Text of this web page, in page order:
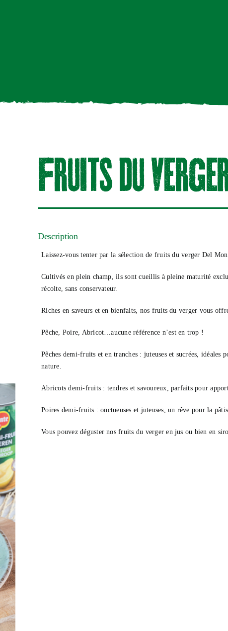
fRuitS Du
Description
Laissez-vous tenter par la sélection de fruits du verger Del
Cultivés en plein champ, ils sont cueillis à pleine maturité
récolte, sans conservateur.
Riches en saveurs et en bienfaits, nos fruits du verger vous
Pêche, Poire, Abricot…aucune référence n’est en trop !
Pêches demi-fruits et en tranches : juteuses et sucrées, idéales
nature.
Abricots demi-fruits : tendres et savoureux, parfaits pour
Poires demi-fruits : onctueuses et juteuses, un rêve pour la
Vous pouvez déguster nos fruits du verger en jus ou bien en